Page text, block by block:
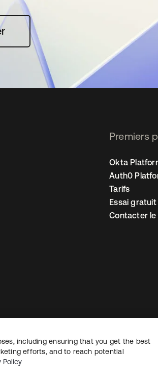
Premiers
Okta
Auth0
Tarifs
Essai gratuit
Contacter
confidentialitéConditions d’utilisation du site
de confidentialité
including ensuring that you get the best
efforts, and to reach potential
Policy